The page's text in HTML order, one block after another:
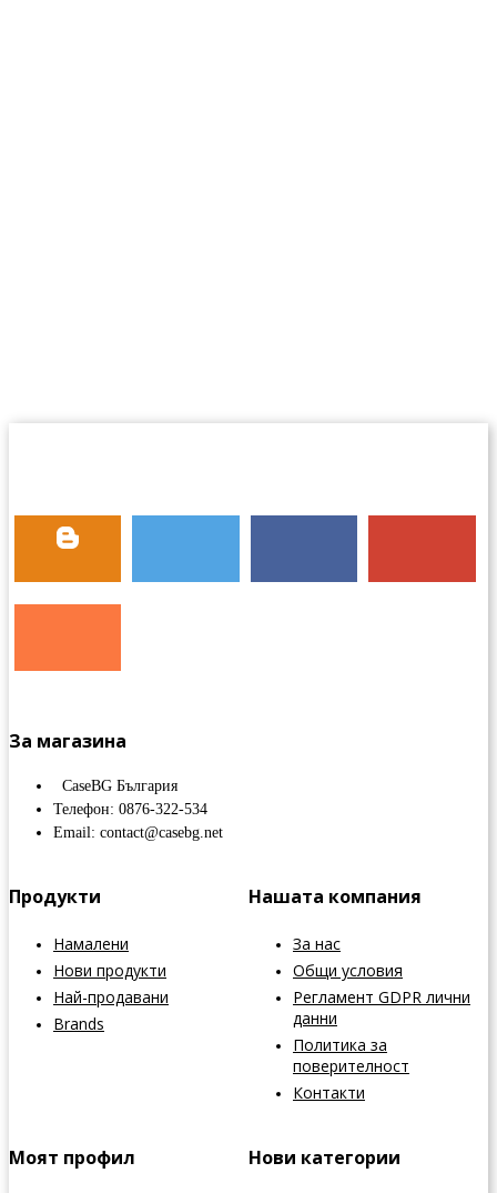
За магазина
CaseBG България
Телефон: 0876-322-534
Email: contact@casebg.net
Продукти
Намалени
Нови продукти
Най-продавани
Brands
Нашата компания
За нас
Общи условия
Регламент GDPR лични
данни
Политика за
поверителност
Контакти
Моят профил Нови категории